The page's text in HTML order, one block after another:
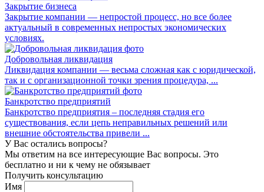
Закрытие бизнеса
Закрытие компании — непростой процесс, но все более
актуальный в современных непростых экономических
условиях.
Добровольная ликвидация
Ликвидация компании — весьма сложная как с юридической,
так и с организационной точки зрения процедура, ...
Банкротство предприятий
Банкротство предприятия – последняя стадия его
существования, если цепь неправильных решений или
внешние обстоятельства привели ...
У Вас остались вопросы?
Мы ответим на все интересующие Вас вопросы. Это
бесплатно и ни к чему не обязывает
Получить консультацию
Имя